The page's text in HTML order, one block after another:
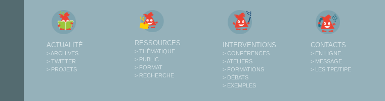
ACTUALITÉ
> ARCHIVES
> TWITTER
> PROJETS
RESSOURCES
> THÉMATIQUE
> PUBLIC
> FORMAT
> RECHERCHE
INTERVENTIONS
> CONFÉRENCES
> ATELIERS
> FORMATIONS
> DÉBATS
> EXEMPLES
CONTACTS
> EN LIGNE
> MESSAGE
> LES TPE/TIPE